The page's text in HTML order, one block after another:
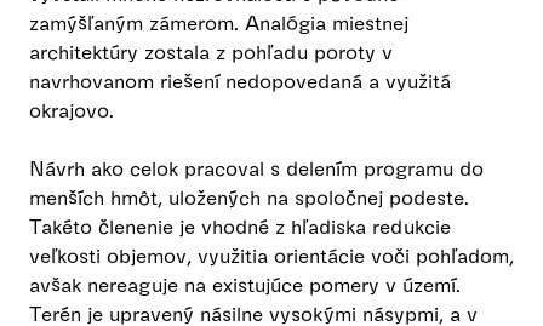
zamýšľaným zámerom. Analógia miestnej
architektúry zostala z pohľadu poroty v
navrhovanom riešení nedopovedaná a využitá
okrajovo.
Návrh ako celok pracoval s delením programu do
menších hmôt, uložených na spoločnej podeste.
Takéto členenie je vhodné z hľadiska redukcie
veľkosti objemov, využitia orientácie voči pohľadom,
avšak nereaguje na existujúce pomery v území.
Terén je upravený násilne vysokými násypmi, a v